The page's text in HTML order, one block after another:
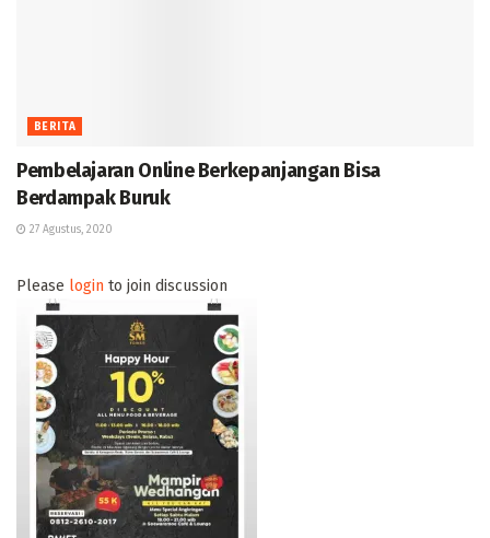
BERITA
Pembelajaran Online Berkepanjangan Bisa
Berdampak Buruk
27 Agustus, 2020
Please login to join discussion